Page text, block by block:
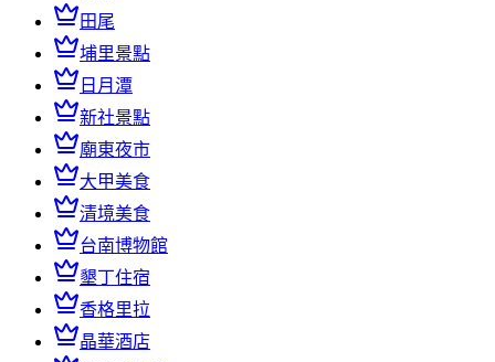
田尾
埔里景點
日月潭
新社景點
廟東夜市
大甲美食
清境美食
台南博物館
墾丁住宿
香格里拉
晶華酒店